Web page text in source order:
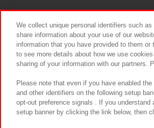
We collect unique personal identifiers such
share information about your use of our
information that you have provided to them
to see more details about how we use
sharing of your information with our partners.
Please note that even if you have enabled
and other identifiers on the following setup
opt-out preference signals . If you
setup banner by clicking the link below, then